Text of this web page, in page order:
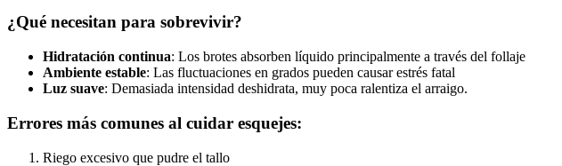
¿Qué necesitan para sobrevivir?
Hidratación continua: Los brotes absorben líquido principalmente a través del follaje
Ambiente estable: Las fluctuaciones en grados pueden causar estrés fatal
Luz suave: Demasiada intensidad deshidrata, muy poca ralentiza el arraigo.
Errores más comunes al cuidar esquejes:
Riego excesivo que pudre el tallo